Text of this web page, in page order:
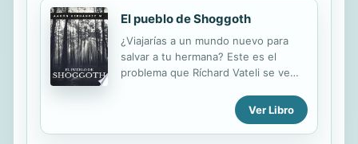
El pueblo de Shoggoth
¿Viajarías a un mundo nuevo para
salvar a tu hermana? Este es el
problema que Ríchard Vateli se ve
ayuda. Deberá abrirse paso en un
mundo lleno de misterios y cosas
paranormales con el único propósito
Ver Libro